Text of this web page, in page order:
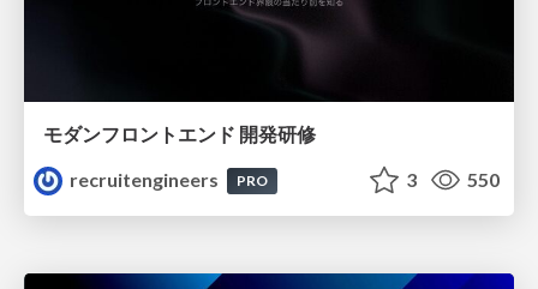
モダンフロントエンド 開発研修
recruitengineers
PRO 3 550